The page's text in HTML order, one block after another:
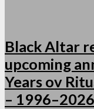
Black Altar
upcoming
Years ov
– 1996–2026